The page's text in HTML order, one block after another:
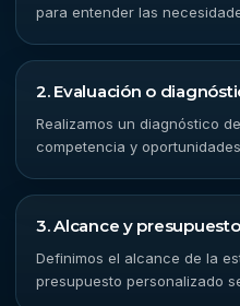
para entender las
2. Evaluación o
Realizamos un diagnóstico
competencia y
3. Alcance y presupuesto
Definimos el alcance de la
presupuesto personalizado